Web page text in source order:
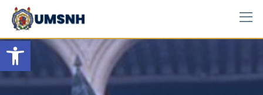
Open toolbar
Skip
content